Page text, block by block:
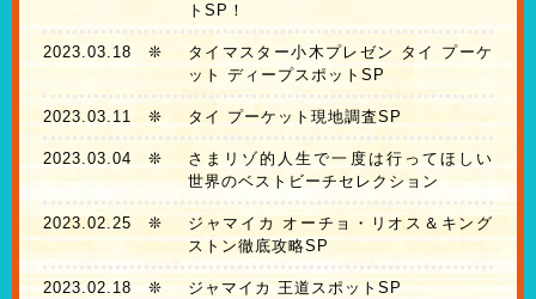
トSP！
2023.03.18 ❊
タイマスター小木プレゼン タイ プーケ
ット ディープスポットSP
2023.03.11 ❊ タイ プーケット現地調査SP
2023.03.04 ❊
さまリゾ的人生で一度は行ってほしい
世界のベストビーチセレクション
2023.02.25 ❊
ジャマイカ オーチョ・リオス＆キング
ストン徹底攻略SP
2023.02.18❊ ジャマイカ 王道スポットSP